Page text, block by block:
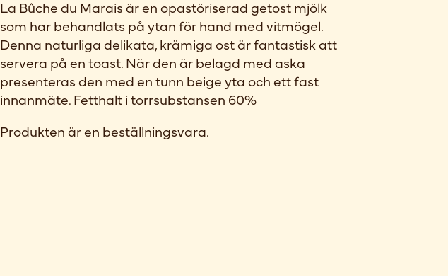
La Bûche du Marais är en opastöriserad getost mjölk
som har behandlats på ytan för hand med vitmögel.
Denna naturliga delikata, krämiga ost är fantastisk att
servera på en toast. När den är belagd med aska
presenteras den med en tunn beige yta och ett fast
innanmäte. Fetthalt i torrsubstansen 60%
Produkten är en beställningsvara.